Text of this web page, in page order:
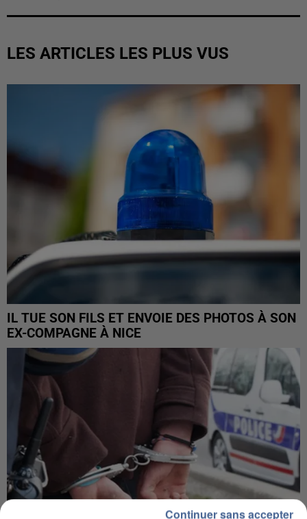
LES ARTICLES LES PLUS VUS
IL TUE SON FILS ET ENVOIE DES PHOTOS À SON
EX-COMPAGNE À NICE
Continuer sans accepter